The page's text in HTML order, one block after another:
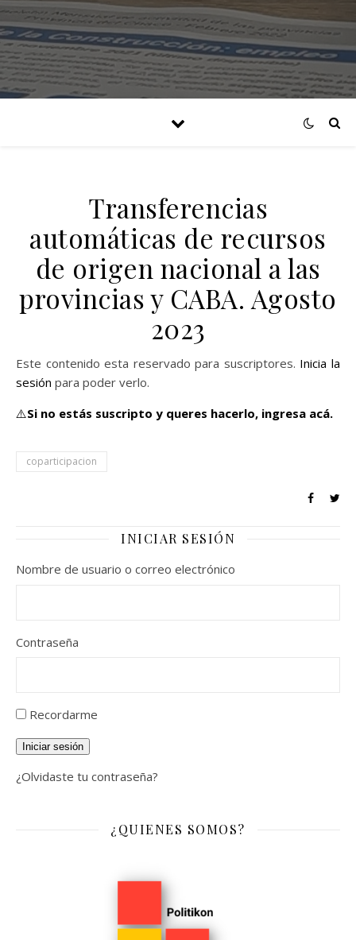
Transferencias
automáticas de recursos
de origen nacional a las
provincias y CABA. Agosto
2023
Este contenido esta reservado para suscriptores. Inicia la
sesión para poder verlo.
⚠️Si no estás suscripto y queres hacerlo, ingresa acá.
coparticipacion
INICIAR SESIÓN
Nombre de usuario o correo electrónico
Contraseña
Recordarme
Iniciar sesión
¿Olvidaste tu contraseña?
¿QUIENES SOMOS?